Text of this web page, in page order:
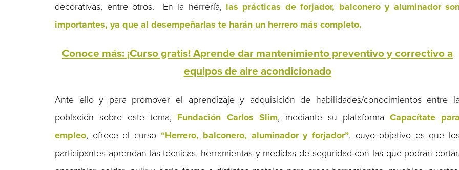
decorativas, entre otros. En la herrería, las prácticas de forjador, balconero y aluminador
importantes, ya que al desempeñarlas te harán un herrero más completo.
Conoce más: ¡Curso gratis! Aprende dar mantenimiento preventivo y correctivo a
equipos de aire acondicionado
Ante ello y para promover el aprendizaje y adquisición de habilidades/conocimientos entre
población sobre este tema, Fundación Carlos Slim, mediante su plataforma Capacítate
empleo, ofrece el curso “Herrero, balconero, aluminador y forjador”, cuyo objetivo es que
participantes aprendan las técnicas, herramientas y medidas de seguridad con las que podrán